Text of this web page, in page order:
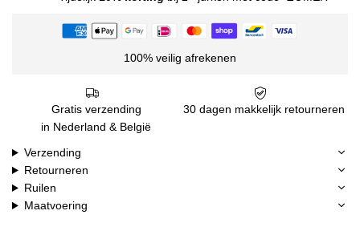
100% veilig afrekenen
Gratis verzending
in Nederland & België
30 dagen makkelijk retourneren
Verzending
Retourneren
Ruilen
Maatvoering